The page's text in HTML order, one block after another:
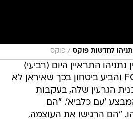
לחדשות פוקס / פוקס
התראיין היום (רביעי)
לרשת FOX Business והביע ביטחון בכך שאיראן לא
הגרעין שלה, בעקבות
'עם כלביא'. "הם
"הם הרגישו את העוצמה,